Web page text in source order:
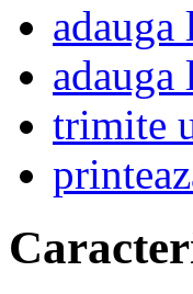
adauga
trimite